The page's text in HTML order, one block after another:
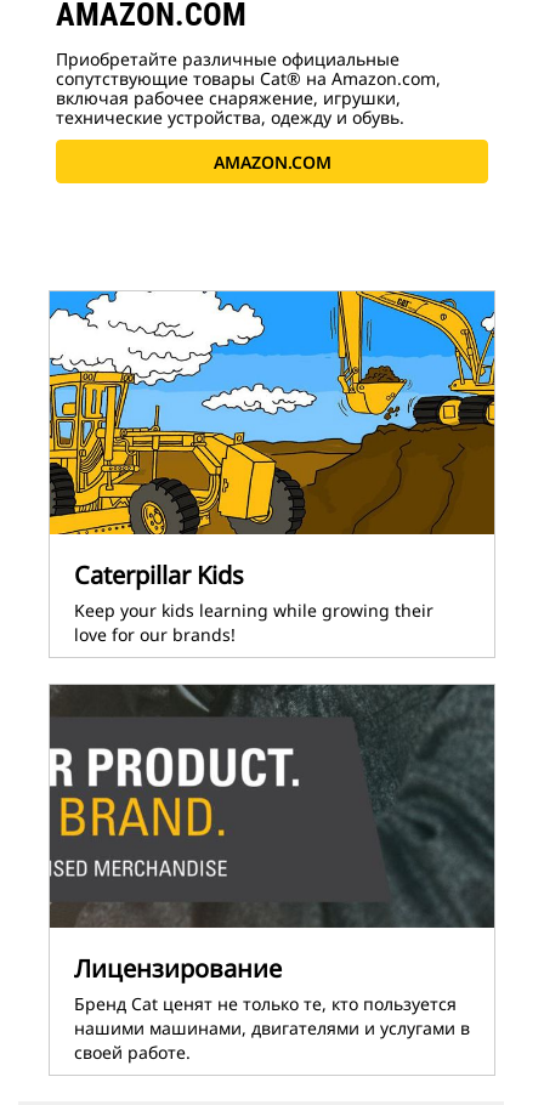
AMAZON.COM
Приобретайте различные официальные
сопутствующие товары Cat® на Amazon.com,
включая рабочее снаряжение, игрушки,
технические устройства, одежду и обувь.
AMAZON.COM
Caterpillar Kids
Keep your kids learning while growing their
love for our brands!
Лицензирование
Бренд Cat ценят не только те, кто пользуется
нашими машинами, двигателями и услугами в
своей работе.